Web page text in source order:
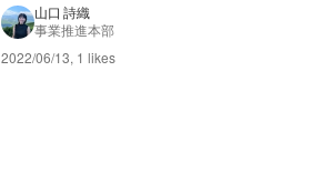
山口 詩織
事業推進本部
2022/06/13, 1 likes